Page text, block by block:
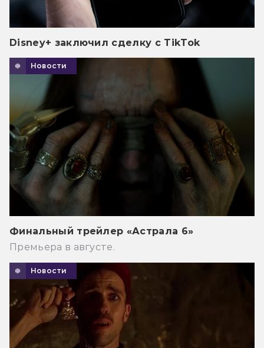
Disney+ заключил сделку с TikTok
Новости
Финальный трейлер «Астрала 6»
Премьера в августе.
Новости